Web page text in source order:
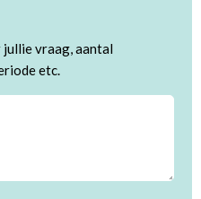
vraag, aantal
etc.